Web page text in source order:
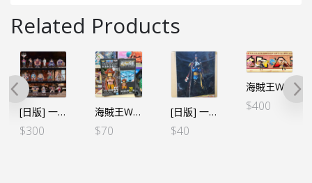
Related Products
[日版] 一番くじ -白鬍子海賊團-G賞 立牌 (全16種)
$300
海賊王WCF -大海賊百景- VOL.10 羅渣
$70
[日版] 一番賞 A3膠海報 – 海賊王 羅渣
$40
海賊王WCF-HISTORY RELAY 20TH 週年紀念-Vol.3
$400